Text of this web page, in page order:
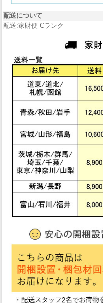
配送について
配送:家財便 Cランク